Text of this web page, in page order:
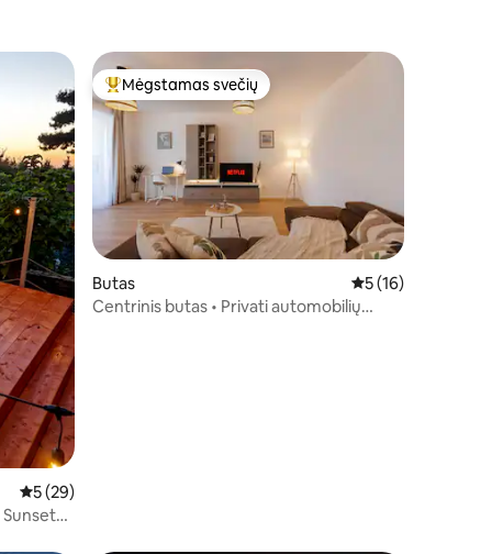
Vidutinis įvertinimas: 5 iš 5, atsiliepimų: 29
5 (29)
Sunset
Svečių mėgstamiausias
Mėgstamas svečių
Butas Vidutinis
5 (16)
Centrinis butas • Privati automobilių